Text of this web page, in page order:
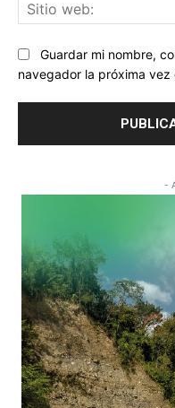
Guardar mi nombre,
navegador la próxima vez
-